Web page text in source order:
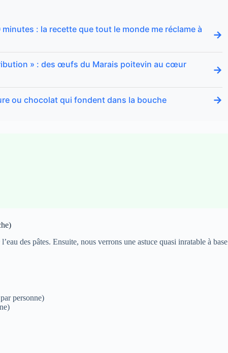
: la recette que tout le monde me réclame à
→
» : des œufs du Marais poitevin au cœur
→
ou chocolat qui fondent dans la bouche →
des pâtes. Ensuite, nous verrons une astuce quasi inratable à base
personne)